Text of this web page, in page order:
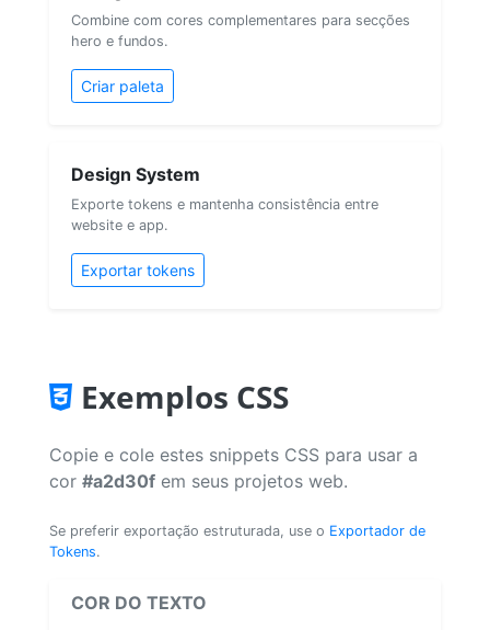
Combine com cores complementares para secções
hero e fundos.
Criar paleta
Design System
Exporte tokens e mantenha consistência entre
website e app.
Exportar tokens
Exemplos CSS
Copie e cole estes snippets CSS para usar a
cor #a2d30f em seus projetos web.
Se preferir exportação estruturada, use o Exportador de
Tokens.
COR DO TEXTO